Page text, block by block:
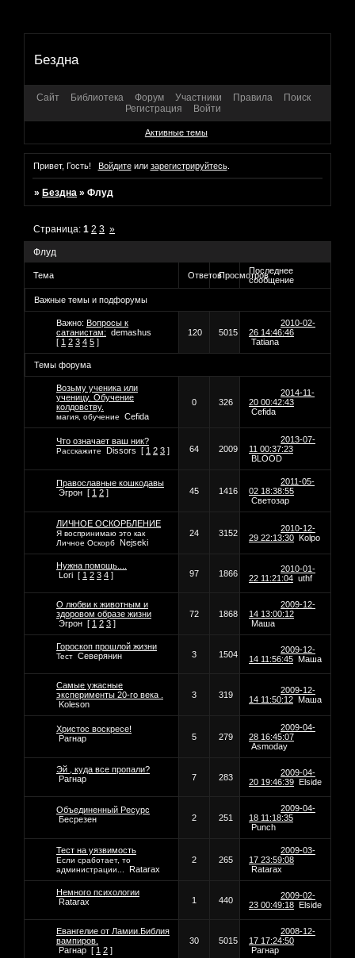
Бездна
Сайт Библиотека Форум Участники Правила
Поиск
Регистрация
Войти
Активные темы
Привет, Гость! Войдитеили зарегистрируйтесь.
»Бездна »Флуд
Флуд
Страница:1 2 3 »
Тема ОтветовПросмотровПоследнее
сообщение
Важные темы и подфорумы
Важно: Вопросы к
сатанистам: demashus
[ 1 2 3 4 5 ]
120 5015
2010-02-
26 14:46:46
Tatiana
Темы форума
Возьму ученика или
ученицу. Обучение
колдовству.
магия, обучение Cefida
0 326
2014-11-
20 00:42:43
Cefida
Что означает ваш ник?
Расскажите Dissors [ 1 2 3 ] 64 2009
2013-07-
11 00:37:23
BLOOD
Православные кошкодавы
Эгрон [ 1 2 ] 45 1416
2011-05-
02 18:38:55
Светозар
ЛИЧНОЕ ОСКОРБЛЕНИЕ
Я воспринимаю это как
Личное Оскорб
Nejseki
24 3152
2010-12-
29 22:13:30
Kolpo
Нужна помощь....
Lori [ 1 2 3 4 ] 97 1866
2010-01-
22 11:21:04 uthf
О любви к животным и
здоровом образе жизни
Эгрон [ 1 2 3 ]
72 1868
2009-12-
14 13:00:12
Маша
Гороскоп прошлой жизни
Тест Северянин 3 1504
2009-12-
14 11:56:45 Маша
Самые ужасные
эксперименты 20-го века .
Koleson
3 319
2009-12-
14 11:50:12 Маша
Христос воскресе!
Рагнар
5 279
2009-04-
28 16:45:07
Asmoday
Эй , куда все пропали?
Рагнар
7 283
2009-04-
20 19:46:39
Elside
Объединенный Ресурс
Бесрезен
2 251
2009-04-
18 11:18:35
Punch
Тест на уязвимость
Если сработает, то
администрации...
Ratarax
2 265
2009-03-
17 23:59:08
Ratarax
Немного психологии
Ratarax
1 440
2009-02-
23 00:49:18
Elside
Евангелие от Ламии.Библия
вампиров.
Рагнар [ 1 2 ]
30 5015
2008-12-
17 17:24:50
Рагнар